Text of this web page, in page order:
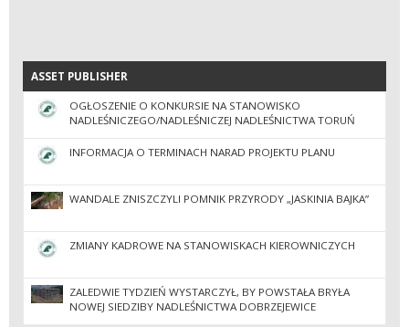
ASSET PUBLISHER
ASSET PUBLISHER
OGŁOSZENIE O KONKURSIE NA STANOWISKO
NADLEŚNICZEGO/NADLEŚNICZEJ NADLEŚNICTWA TORUŃ
INFORMACJA O TERMINACH NARAD PROJEKTU PLANU
WANDALE ZNISZCZYLI POMNIK PRZYRODY „JASKINIA BAJKA”
ZMIANY KADROWE NA STANOWISKACH KIEROWNICZYCH
ZALEDWIE TYDZIEŃ WYSTARCZYŁ, BY POWSTAŁA BRYŁA
NOWEJ SIEDZIBY NADLEŚNICTWA DOBRZEJEWICE